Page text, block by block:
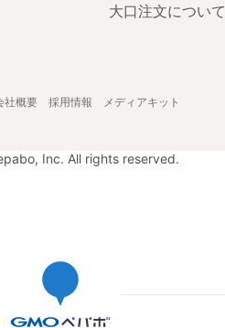
大口注文について
社概要 採用情報 メディアキット
Inc. All rights reserved.